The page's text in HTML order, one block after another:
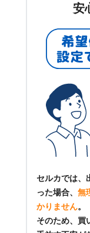
安
セルカでは、
った場合、 無
かりません。
そのため、買